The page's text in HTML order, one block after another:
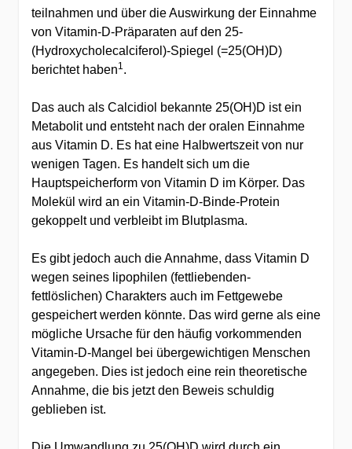
teilnahmen und über die Auswirkung der Einnahme
von Vitamin-D-Präparaten auf den 25-
(Hydroxycholecalciferol)-Spiegel (=25(OH)D)
berichtet haben1 .
Das auch als Calcidiol bekannte 25(OH)D ist ein
Metabolit und entsteht nach der oralen Einnahme
aus Vitamin D. Es hat eine Halbwertszeit von nur
wenigen Tagen. Es handelt sich um die
Hauptspeicherform von Vitamin D im Körper. Das
Molekül wird an ein Vitamin-D-Binde-Protein
gekoppelt und verbleibt im Blutplasma.
Es gibt jedoch auch die Annahme, dass Vitamin D
wegen seines lipophilen (fettliebenden-
fettlöslichen) Charakters auch im Fettgewebe
gespeichert werden könnte. Das wird gerne als eine
mögliche Ursache für den häufig vorkommenden
Vitamin-D-Mangel bei übergewichtigen Menschen
angegeben. Dies ist jedoch eine rein theoretische
Annahme, die bis jetzt den Beweis schuldig
geblieben ist.